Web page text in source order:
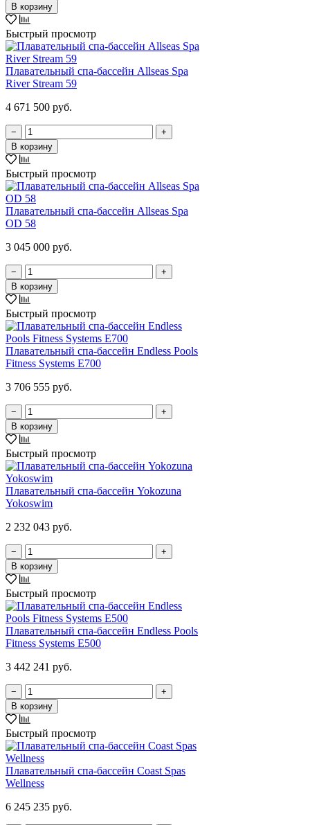
В корзину
Быстрый просмотр
Плавательный спа-бассейн Allseas Spa
River Stream 59
4 671 500 руб.
−
+
В корзину
Быстрый просмотр
Плавательный спа-бассейн Allseas Spa
OD 58
3 045 000 руб.
−
+
В корзину
Быстрый просмотр
Плавательный спа-бассейн Endless Pools
Fitness Systems E700
3 706 555 руб.
−
+
В корзину
Быстрый просмотр
Плавательный спа-бассейн Yokozuna
Yokoswim
2 232 043 руб.
−
+
В корзину
Быстрый просмотр
Плавательный спа-бассейн Endless Pools
Fitness Systems E500
3 442 241 руб.
−
+
В корзину
Быстрый просмотр
Плавательный спа-бассейн Coast Spas
Wellness
6 245 235 руб.